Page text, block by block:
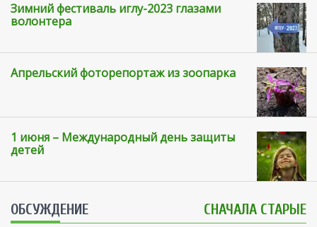
Зимний фестиваль иглу-2023 глазами
волонтера
Апрельский фоторепортаж из зоопарка
1 июня – Международный день защиты
детей
ОБСУЖДЕНИЕ СНАЧАЛА СТАРЫЕ